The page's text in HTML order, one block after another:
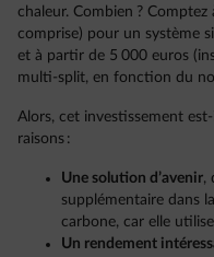
chaleur. Combien ?
comprise) pour un système
et à partir de 5 000 euros
multi-split, en fonction du
Alors, cet investissement
raisons :
Une solution d’avenir,
supplémentaire dans
carbone, car elle
Un rendement